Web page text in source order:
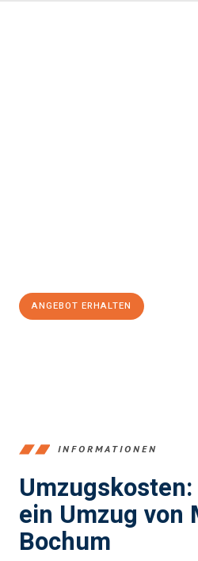
ANGEBOT ERHALTEN
INFORMATIONEN
ein Umzug von
Bochum